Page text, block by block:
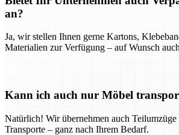
an?
Ja, wir stellen Ihnen gerne Kartons,
Materialien zur Verfügung – auf Wunsch
Kann ich auch nur Möbel
Natürlich! Wir übernehmen auch Teilumzüge
Transporte – ganz nach Ihrem Bedarf.